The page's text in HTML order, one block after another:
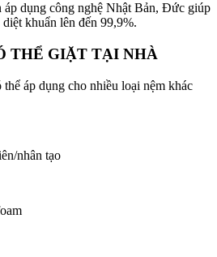
dụng công nghệ Nhật Bản, Đức giúp
khuẩn lên đến 99,9%.
THỂ GIẶT TẠI NHÀ
áp dụng cho nhiều loại nệm khác
nhân tạo